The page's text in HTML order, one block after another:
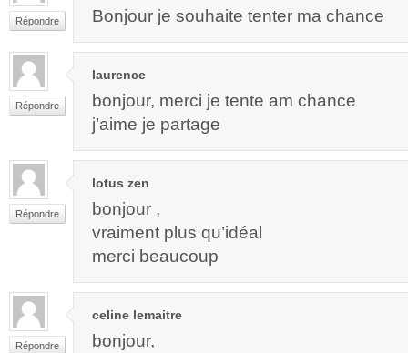
Répondre Bonjour je souhaite tenter ma chance
Répondre
laurence
bonjour, merci je tente am chance
j’aime je partage
Répondre
lotus zen
bonjour ,
vraiment plus qu’idéal
merci beaucoup
Répondre
celine lemaitre
bonjour,